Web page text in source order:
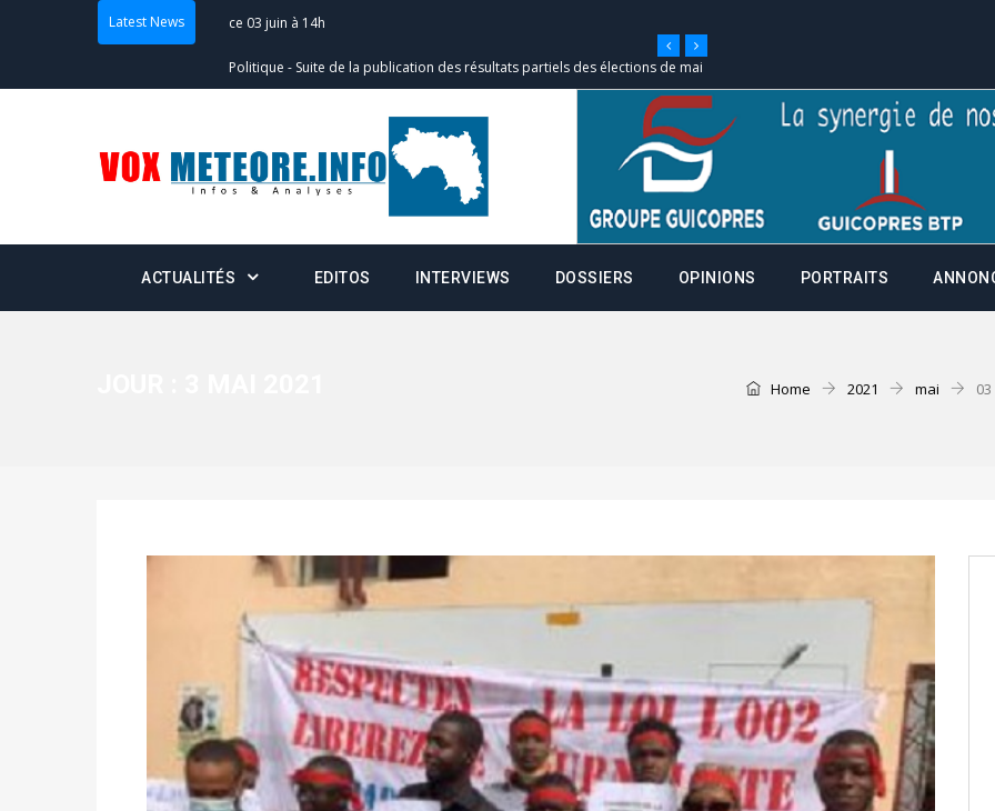
Latest News Politique-Suite de la publication des résultats partiels des élections de mai
– mardi 02 juin à 17h
Scrutins : la DGE active un centre d’appel, joignable au 105, ouvert
24h/24 et 7j/7
Actualités - Double scrutin du 31 mai : fin des campagnes ce jeudi 28 mai à
minuit
Actualités Communiqué relatif à la délivrance de la fiche de procuration
Politique-Double scrutin du 31 mai : retrait des cartes d’électeurs possible
du 16 au 31 mai 2026
Politique Délégués de bureaux de vote : vos informations à transmettre
avant le 16 mai 2026 à 16h
Politique-Proclamation des résultats globaux provisoires et des
statistiques des législatives et communales : ce 4 juin à 18h
ACTUALITÉS EDITOS INTERVIEWS DOSSIERS OPINIONS PORTRAITS
Home 2021 mai 03